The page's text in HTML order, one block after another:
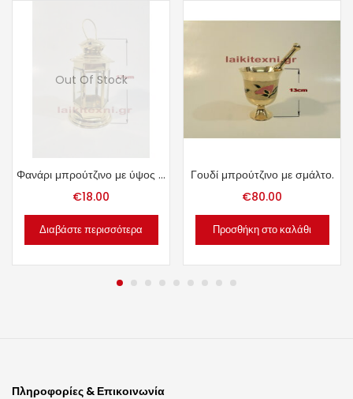
Out Of Stock
Φανάρι μπρούτζινο με ύψος 17cm.
€18.00
Διαβάστε περισσότερα
Γουδί μπρούτζινο με σμάλτο.
€80.00
Προσθήκη στο καλάθι
Πληροφορίες & Επικοινωνία